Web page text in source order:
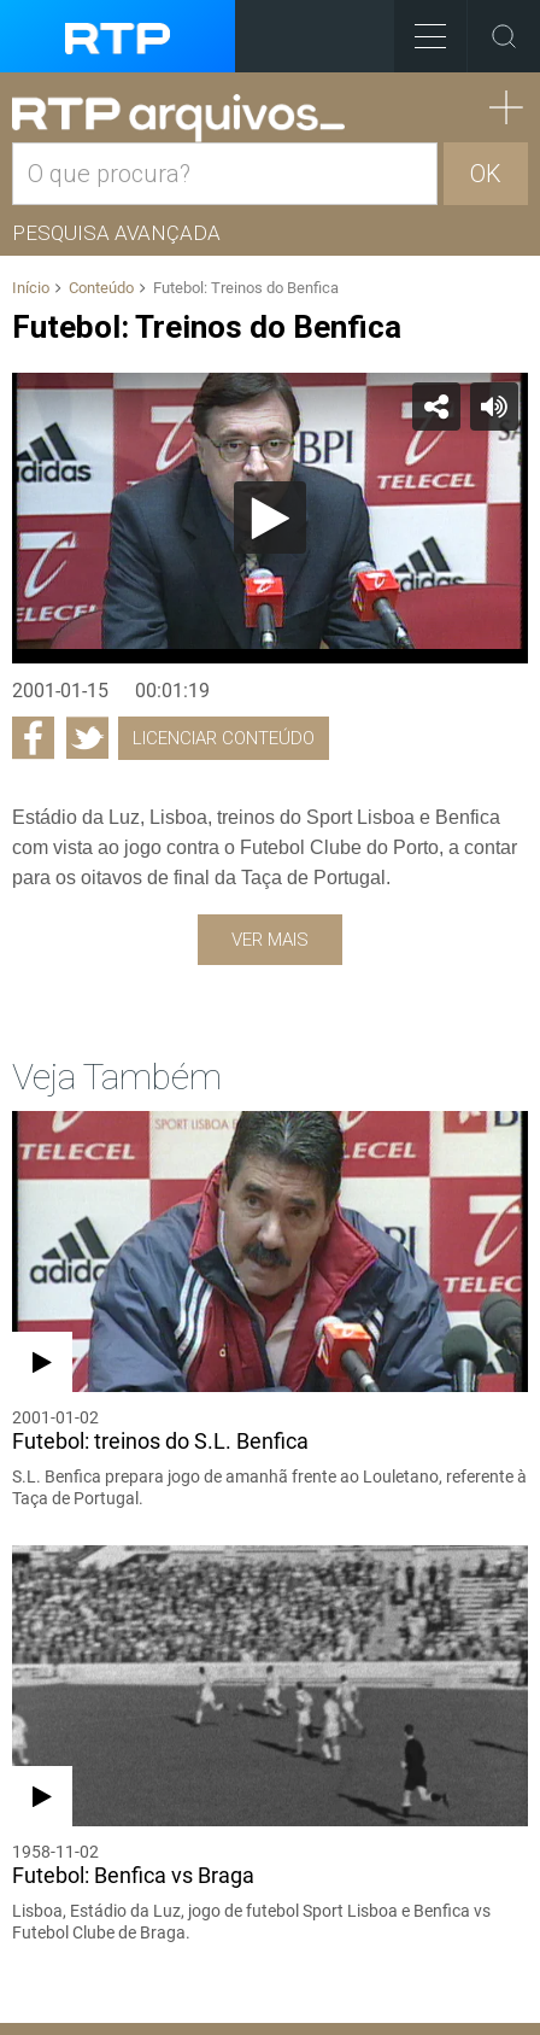
OK
PESQUISA AVANÇADA
Início Conteúdo Futebol: Treinos do Benfica
Futebol: Treinos do Benfica
2001-01-15 00:01:19
LICENCIAR CONTEÚDO
Estádio da Luz, Lisboa, treinos do Sport Lisboa e Benfica
com vista ao jogo contra o Futebol Clube do Porto, a contar
para os oitavos de final da Taça de Portugal.
VER MAIS
Veja Também
2001-01-02
Futebol: treinos do S.L. Benfica
S.L. Benfica prepara jogo de amanhã frente ao Louletano, referente à
Taça de Portugal.
1958-11-02
Futebol: Benfica vs Braga
Lisboa, Estádio da Luz, jogo de futebol Sport Lisboa e Benfica vs
Futebol Clube de Braga.